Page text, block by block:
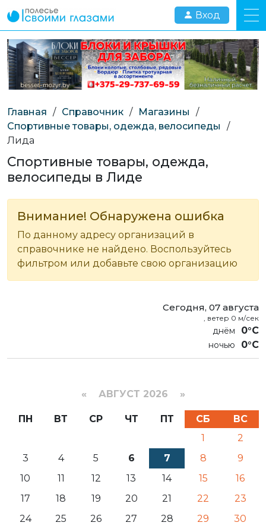
Вход
Главная / Справочник / Магазины
/
Спортивные товары, одежда, велосипеды
/
Лида
Спортивные товары, одежда,
велосипеды в Лиде
Внимание! Обнаружена ошибка
По данному адресу организаций в
справочнике не найдено. Воспользуйтесь
фильтром или добавьте свою организацию
Сегодня, 07 августа
, ветер 0 м/сек
0°C
0°C
« АВГУСТ 2026 »
ПН ВТ СР ЧТ ПТ СБ
ВС
1
2
3
4 5 6 7 8
9
10
11 12 13 14 15
16
17
18 19 20 21 22
23
24
25 26 27 28 29 30